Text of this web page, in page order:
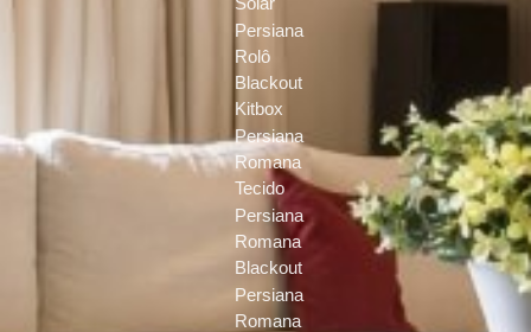
Persiana
Rolô
Blackout
Kitbox
Persiana
Romana
Tecido
Persiana
Romana
Blackout
Persiana
Romana